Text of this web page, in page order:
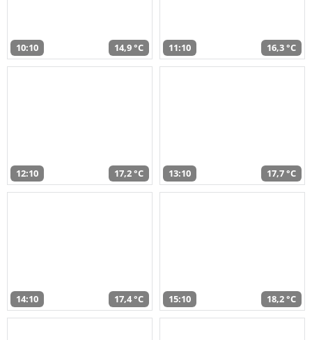
10:10 14,9 °C 11:10 16,3 °C
12:10 17,2 °C 13:10 17,7 °C
14:10 17,4 °C 15:10 18,2 °C